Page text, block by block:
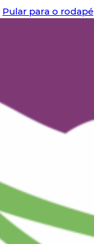
Pular para o rodapé